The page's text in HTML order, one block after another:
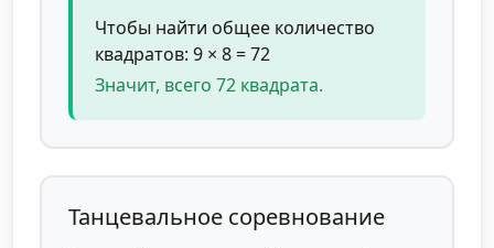
Чтобы найти общее количество
квадратов: 9 × 8 = 72
Значит, всего 72 квадрата.
Танцевальное соревнование